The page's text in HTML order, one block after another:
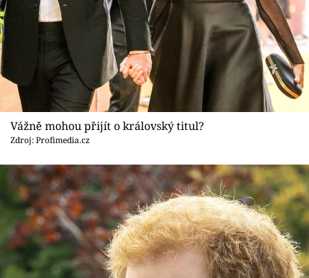
Vážně mohou přijít o královský titul?
Zdroj: Profimedia.cz